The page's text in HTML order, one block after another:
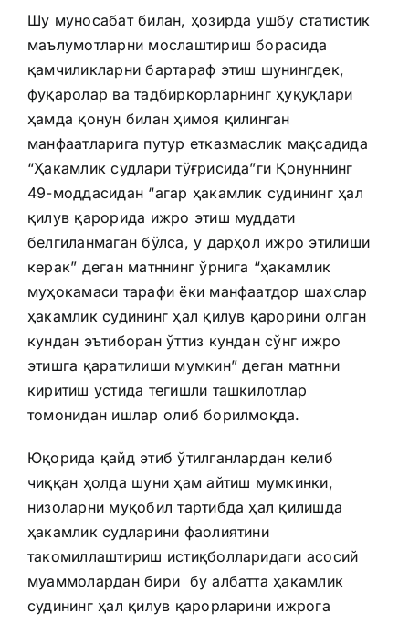
Шу муносабат билан, ҳозирда ушбу статистик
маълумотларни мослаштириш борасида
қамчиликларни бартараф этиш шунингдек,
фуқаролар ва тадбиркорларнинг ҳуқуқлари
ҳамда қонун билан ҳимоя қилинган
манфаатларига путур етказмаслик мақсадида
“Ҳакамлик судлари тўғрисида”ги Қонуннинг
49-моддасидан “агар ҳакамлик судининг ҳал
қилув қарорида ижро этиш муддати
белгиланмаган бўлса, у дарҳол ижро этилиши
керак” деган матннинг ўрнига “ҳакамлик
муҳокамаси тарафи ёки манфаатдор шахслар
ҳакамлик судининг ҳал қилув қарорини олган
кундан эътиборан ўттиз кундан сўнг ижро
этишга қаратилиши мумкин” деган матнни
киритиш устида тегишли ташкилотлар
томонидан ишлар олиб борилмоқда.
Юқорида қайд этиб ўтилганлардан келиб
чиққан ҳолда шуни ҳам айтиш мумкинки,
низоларни муқобил тартибда ҳал қилишда
ҳакамлик судларини фаолиятини
такомиллаштириш истиқболларидаги асосий
муаммолардан бири бу албатта ҳакамлик
судининг ҳал қилув қарорларини ижрога